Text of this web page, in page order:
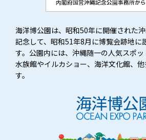
海洋博公園は、昭和50年に開催された
記念して、昭和51年8月に博覧会跡地に
す。公園内には、沖縄随一の人気スポ
水族館やイルカショー、海洋文化館、
す。